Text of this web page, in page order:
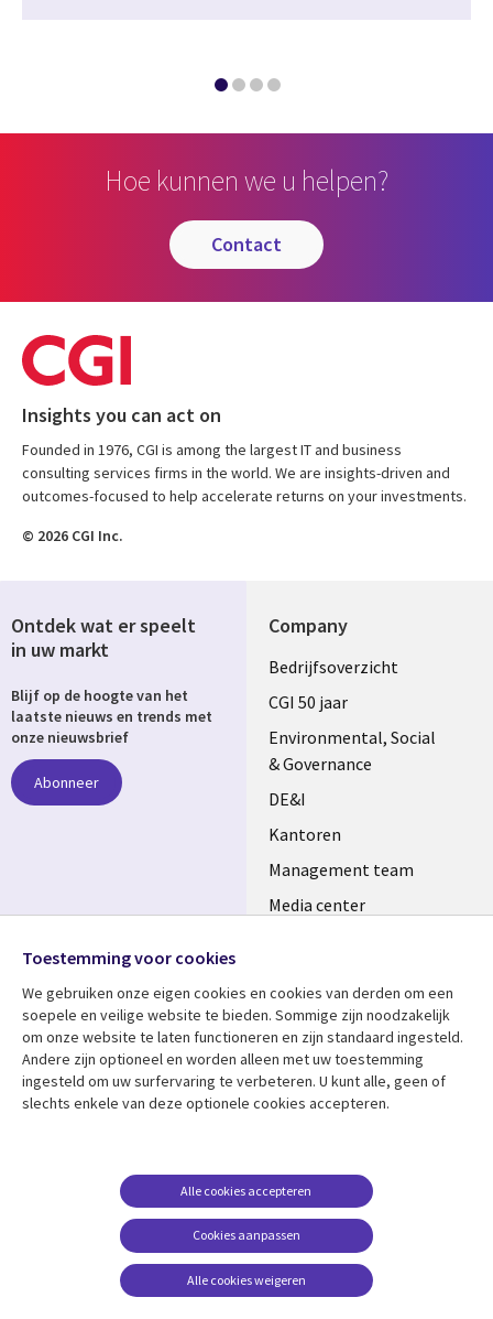
Hoe kunnen we u helpen?
contact
Insights you can act on
Founded in 1976, CGI is among the largest IT and business
consulting services firms in the world. We are insights-driven and
outcomes-focused to help accelerate returns on your investments.
© 2026 CGI Inc.
Company
Useful
links
NETHERLANDS
Bedrijfsoverzicht
CGI 50 jaar
Environmental, Social
& Governance
DE&I
Kantoren
Management team
Media center
Bekijk meer
Library
NETHERLANDS
Artikelen
Evenementen
Support
Legal
Disclaimer
Cookie management
Ontdek wat er speelt
in uw markt
Blijf op de hoogte van het
laatste nieuws en trends met
onze nieuwsbrief
Abonneer
Media
NETHERLANDS
Toestemming voor cookies
We gebruiken onze eigen cookies en cookies van derden om een ​​
soepele en veilige website te bieden. Sommige zijn noodzakelijk
om onze website te laten functioneren en zijn standaard ingesteld.
Andere zijn optioneel en worden alleen met uw toestemming
ingesteld om uw surfervaring te verbeteren. U kunt alle, geen of
slechts enkele van deze optionele cookies accepteren.
Cookies aanpassen
Alle cookies accepteren
Alle cookies weigeren